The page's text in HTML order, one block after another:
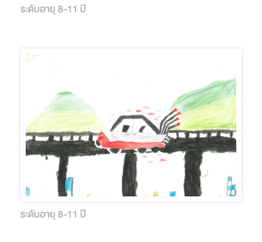
ระดับอายุ 8-11 ปี
ระดับอายุ 8-11 ปี